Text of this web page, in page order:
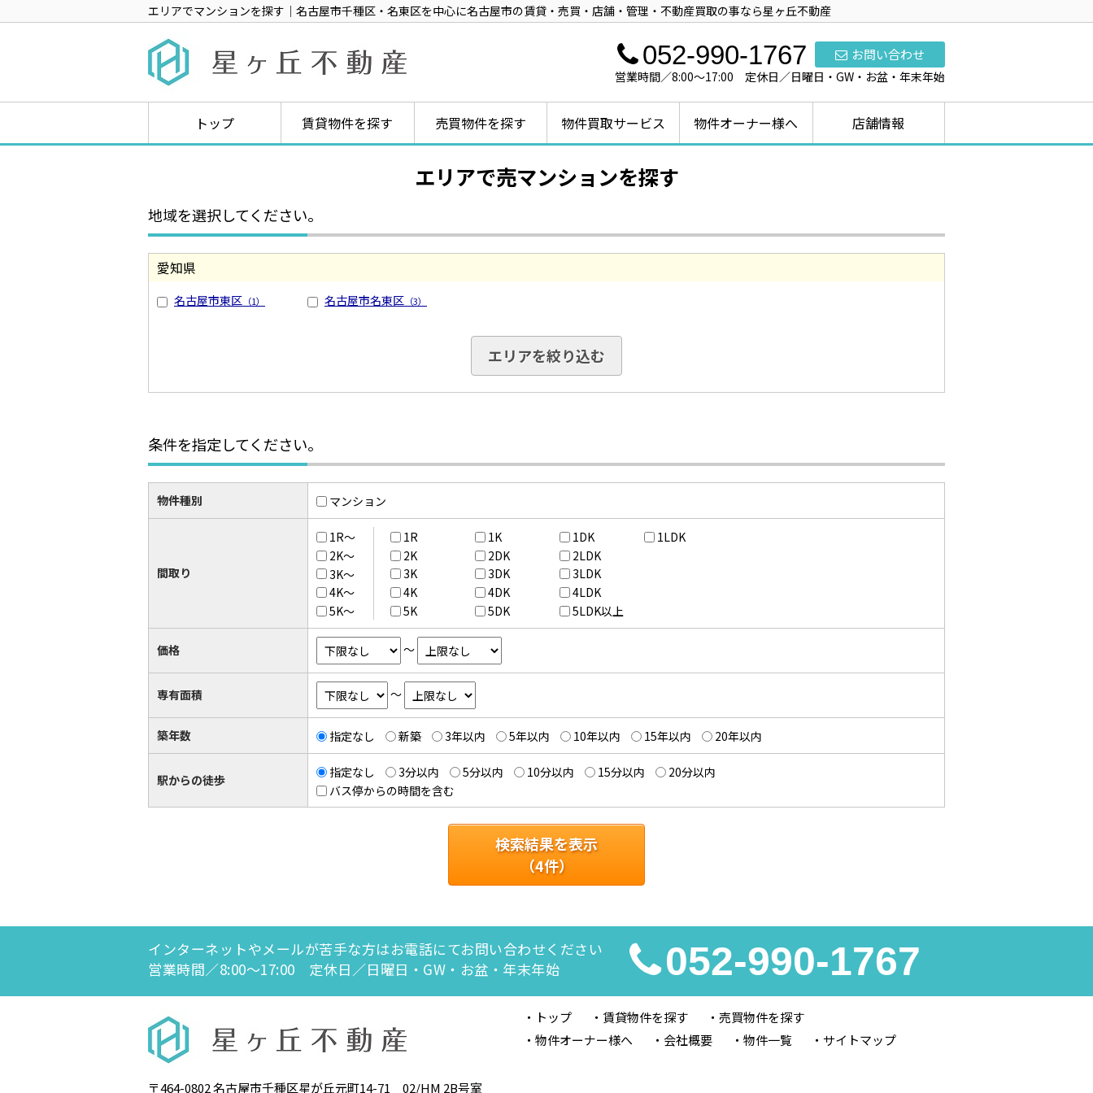
エリアでマンションを探す｜名古屋市千種区・名東区を中心に名古屋市の賃貸・売買・店舗・管理・不動産買取の事なら星ヶ丘不動産
お問い合わせ
052-990-1767
営業時間／8:00～17:00 定休日／日曜日・GW・お盆・年末年始
トップ 賃貸物件を探す 売買物件を探す 物件買取サービス 物件オーナー様へ 店舗情報
エリアで売マンションを探す
地域を選択してください。
愛知県
名古屋市東区 （1） 名古屋市名東区 （3）
エリアを絞り込む
条件を指定してください。
物件種別 マンション
間取り
1R～
2K～
3K～
4K～
5K～
1R 1K 1DK
1LDK
2K
2DK
2LDK
3K
3DK
3LDK
4K
4DK
4LDK
5K
5DK 5LDK以上
価格 ～
専有面積 ～
築年数 指定なし 新築 3年以内 5年以内 10年以内 15年以内 20年以内
駅からの徒歩
指定なし 3分以内 5分以内 10分以内 15分以内
20分以内
バス停からの時間を含む
検索結果を表示
（4件）
インターネットやメールが苦手な方はお電話にてお問い合わせください
営業時間／8:00～17:00 定休日／日曜日・GW・お盆・年末年始
052-990-1767
〒464-0802 名古屋市千種区星が丘元町14-71 02/HM 2B号室
トップ 賃貸物件を探す
売買物件を探す
物件オーナー様へ
会社概要 物件一覧 サイトマップ